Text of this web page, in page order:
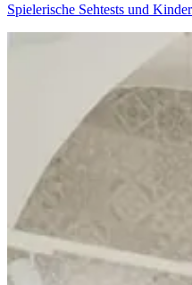
Spielerische Sehtests und